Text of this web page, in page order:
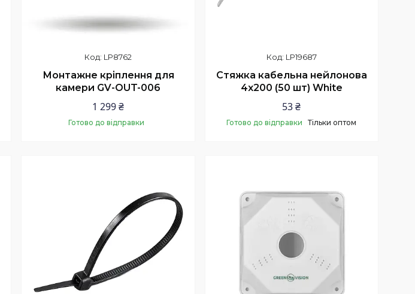
LP8762
Монтажне кріплення для
камери GV-OUT-006
1 299 ₴
Готово до відправки
LP19687
Стяжка кабельна нейлонова
4х200 (50 шт) White
53 ₴
Готово до відправки Тільки оптом